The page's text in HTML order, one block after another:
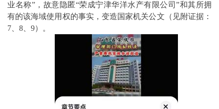
业名称”，故意隐匿“荣成宁津华洋水产有限公司”和其所拥
有的该海域使用权的事实，变造国家机关公文（见附证据：
7、8、9）。